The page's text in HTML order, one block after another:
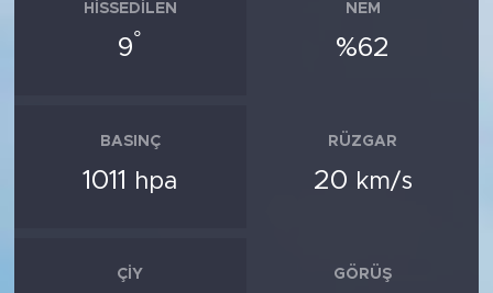
HISSEDILEN
9°
NEM
%62
BASINÇ
1011 hpa
RÜZGAR
20 km/s
ÇIY GÖRÜŞ